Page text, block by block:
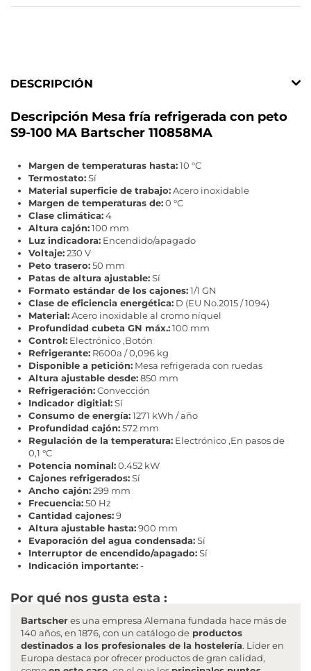
DESCRIPCIÓN
Descripción Mesa fría refrigerada con peto
S9-100 MA Bartscher 110858MA
Margen de temperaturas hasta:10 °C
Termostato:Sí
Material superficie de trabajo:Acero inoxidable
Margen de temperaturas de:0 °C
Clase climática:4
Altura cajón:100 mm
Luz indicadora: Encendido/apagado
Voltaje:230 V
Peto trasero:50 mm
Patas de altura ajustable:Sí
Formato estándar de los cajones:1/1 GN
Clase de eficiencia energética: D (EU No.2015 / 1094)
Material:Acero inoxidable al cromo níquel
Profundidad cubeta GN máx.:100 mm
Control: Electrónico ,Botón
Refrigerante: R600a / 0,096 kg
Disponible a petición: Mesa refrigerada con ruedas
Altura ajustable desde:850 mm
Refrigeración:Convección
Indicador digitial:Sí
Consumo de energía:1271 kWh / año
Profundidad cajón:572 mm
Regulación de la temperatura: Electrónico ,En pasos de
0,1 °C
Potencia nominal:0.452 kW
Cajones refrigerados:Sí
Ancho cajón:299 mm
Frecuencia:50 Hz
Cantidad cajones:9
Altura ajustable hasta:900 mm
Evaporación del agua condensada:Sí
Interruptor de encendido/apagado:Sí
Indicación importante:-
Por qué nos gusta esta :
Bartscheres una empresa Alemana fundada hace más de
140 años, en 1876, con un catálogo de productos
destinados a los profesionales de la hostelería. Líder en
Europa destaca por ofrecer productos de gran calidad,